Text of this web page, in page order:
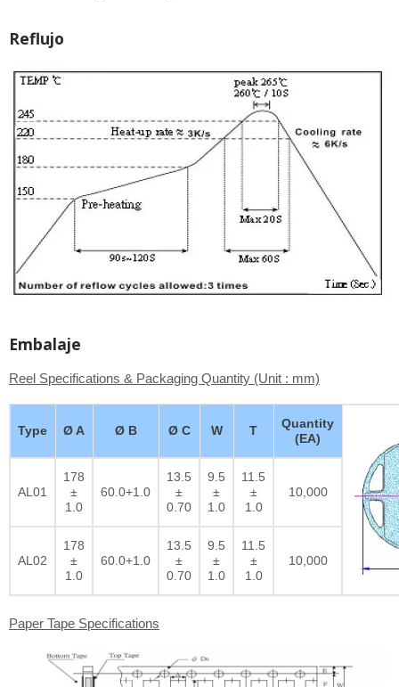
Reflujo
Embalaje
Reel Specifications & Packaging Quantity (Unit : mm)
Type Ø A Ø B Ø C W T
Quantity
(EA)
AL01
178
±
1.0
60.0+1.0
13.5
±
0.70
9.5
±
1.0
11.5
±
1.0
10,000
AL02
178
±
1.0
60.0+1.0
13.5
±
0.70
9.5
±
1.0
11.5
±
1.0
10,000
Paper Tape Specifications